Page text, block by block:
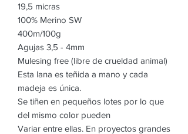
19,5 micras
100% Merino SW
400m/100g
Agujas 3,5 - 4mm
Mulesing free (libre de crueldad animal)
Esta lana es teñida a mano y cada
madeja es única.
Se tiñen en pequeños lotes por lo que
del mismo color pueden
Variar entre ellas. En proyectos grandes